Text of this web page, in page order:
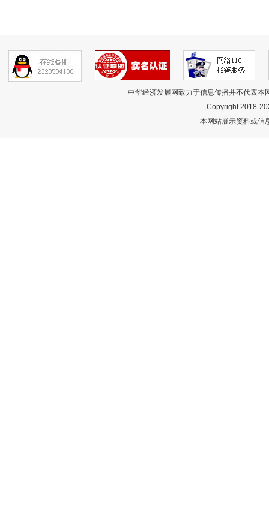
中华经济发展网致力于信息传播并不代表
Copyright 2018-
本网站展示资料或信